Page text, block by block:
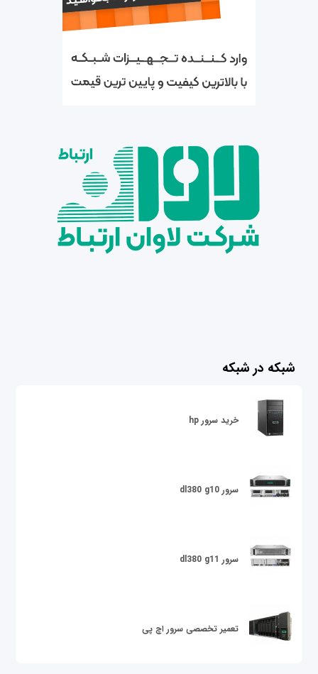
شبکه در شبکه
خرید سرور hp
سرور dl380 g10
سرور dl380 g11
تعمیر تخصصی سرور اچ پی